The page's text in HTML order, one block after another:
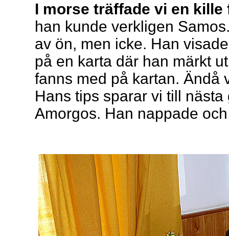
I morse träffade vi en
han kunde verkligen
av ön, men icke. Han
på en karta där han märkt
fanns med på kartan. Ändå
Hans tips sparar vi till
Amorgos. Han nappade